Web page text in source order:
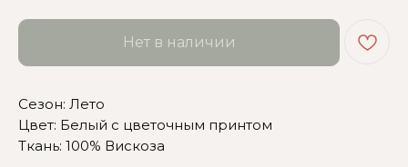
Нет в наличии
Сезон: Лето
Цвет: Белый с цветочным принтом
Ткань: 100% Вискоза
Нажмите сюда
посмотреть размерную сетку